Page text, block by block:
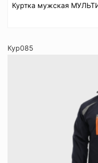
Куртка мужская
Кур085